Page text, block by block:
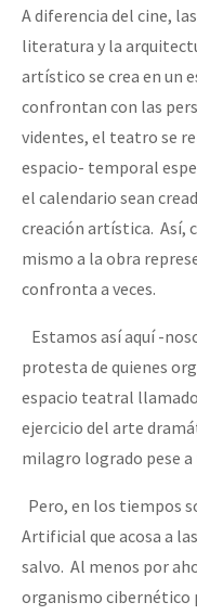
A diferencia del cine,
literatura y la
artístico se crea en un
confrontan con las
videntes, el teatro se
espacio- temporal
el calendario sean
creación artística. Así,
mismo a la obra
confronta a veces.
Estamos así aquí -
protesta de quienes
espacio teatral
ejercicio del arte
milagro logrado pese
Pero, en los tiempos
Artificial que acosa a
salvo. Al menos por
organismo cibernético